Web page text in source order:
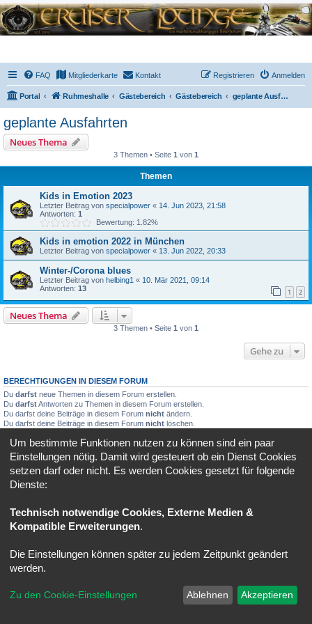
FAQ Mitgliederkarte Kontakt Anmelden
Registrieren
Portal Ruhmeshalle Gästebereich Gästebereich geplante Ausfahrten
geplante Ausfahrten
Neues Thema
3 Themen • Seite 1 von 1
Themen
Kids in Emotion 2023
Letzter Beitrag von specialpower « 14. Jun 2023, 21:58
Antworten: 1
Bewertung: 1.82%
Kids in emotion 2022 in München
Letzter Beitrag von specialpower « 13. Jun 2022, 20:33
Winter-/Corona blues
Letzter Beitrag von helbing1 « 10. Mär 2021, 09:14
Antworten: 13 1 2
Neues Thema
3 Themen • Seite 1 von 1
Gehe zu
BERECHTIGUNGEN IN DIESEM FORUM
Du darfst neue Themen in diesem Forum erstellen.
Du darfstAntworten zu Themen in diesem Forum erstellen.
Du darfst deine Beiträge in diesem Forum nicht ändern.
Du darfst deine Beiträge in diesem Forum nicht löschen.
Portal Ruhmeshalle Alle Zeiten sindUTC+02:00
Datenschutz
Nutzungsbedingungen
Um bestimmte Funktionen nutzen zu können sind ein paar
Einstellungen nötig. Damit wird gesteuert ob ein Dienst Cookies
setzen darf oder nicht. Es werden Cookies gesetzt für folgende
Dienste:
Technisch notwendige Cookies, Externe Medien &
Kompatible Erweiterungen.
Die Einstellungen können später zu jedem Zeitpunkt geändert
werden.
Zu den Cookie-Einstellungen Ablehnen Akzeptieren